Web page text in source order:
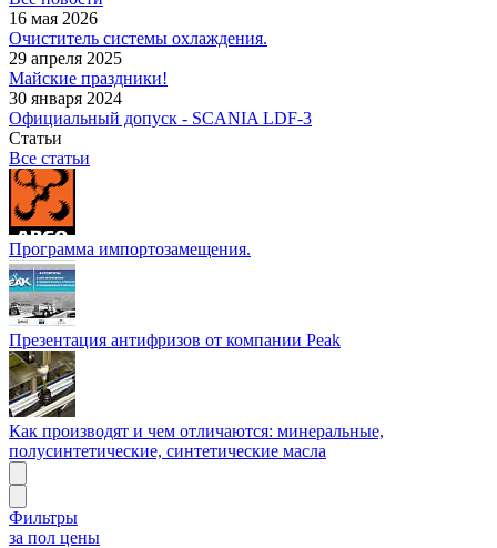
16 мая 2026
Очиститель системы охлаждения.
29 апреля 2025
Майские праздники!
30 января 2024
Официальный допуск - SCANIA LDF-3
Статьи
Все статьи
Программа импортозамещения.
Презентация антифризов от компании Peak
Как производят и чем отличаются: минеральные,
полусинтетические, синтетические масла
Фильтры
за пол цены